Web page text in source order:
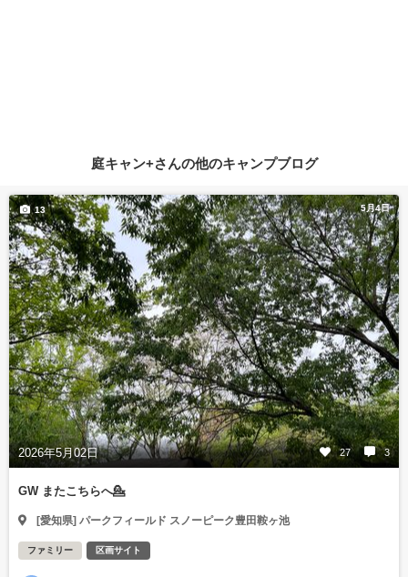
庭キャン+さんの他のキャンプブログ
5月4日
2026年5月02日 27 3
13
GW またこちらへ💁
[愛知県] パークフィールド スノーピーク豊田鞍ヶ池
ファミリー 区画サイト